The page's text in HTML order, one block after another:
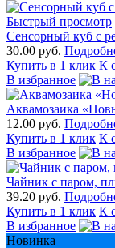
Быстрый просмотр
Сенсорный куб с
30.00 руб.
Купить в 1 клик К
В избранное
Аквамозаика
12.00 руб.
Купить в 1 клик К
В избранное
Чайник с паром,
39.20 руб.
Купить в 1 клик К
В избранное
Новинка